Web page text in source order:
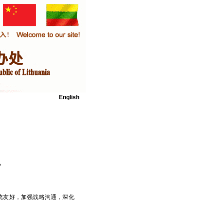
English
友好，加强战略沟通，深化